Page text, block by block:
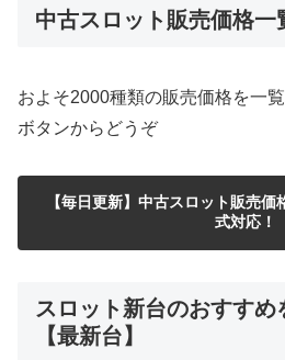
中古スロット販売価格一
およそ2000種類の販売価格を一
ボタンからどうぞ
【毎日更新】中古スロット販売
式対応！
スロット新台のおすすめ
【最新台】